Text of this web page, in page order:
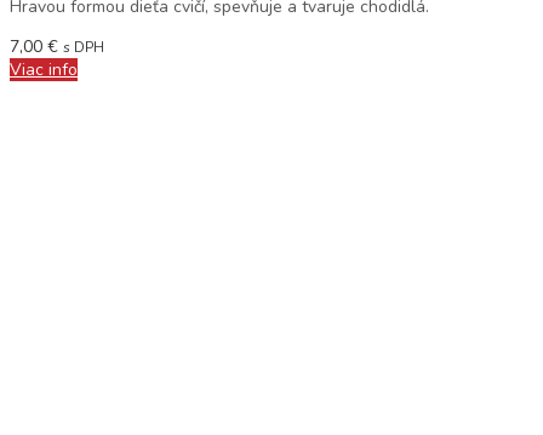
Hravou formou dieťa cvičí, spevňuje a tvaruje chodidlá.
7,00 € s DPH
Viac info